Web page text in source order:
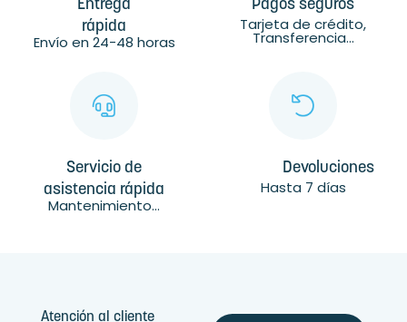
Entrega
rápida
Envío en 24-48 horas
Pagos seguros
Tarjeta de crédito,
Transferencia...
Servicio de
asistencia rápida
Mantenimiento...
Devoluciones
Hasta 7 días
Atención al cliente